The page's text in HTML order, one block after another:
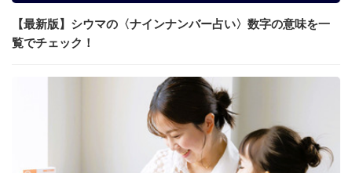
【最新版】シウマの〈ナインナンバー占い〉数字の意味を一
覧でチェック！